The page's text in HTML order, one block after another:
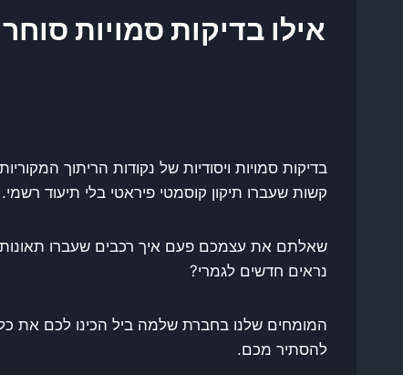
אילו בדיקות סמויות
בדיקות סמויות ויסודיות של נקודות הריתוך
קשות שעברו תיקון קוסמטי פיראטי בלי תיעוד רשמי.
שאלתם את עצמכם פעם איך רכבים שעברו
נראים חדשים לגמרי?
המומחים שלנו בחברת שלמה ביל הכינו לכם את
להסתיר מכם.